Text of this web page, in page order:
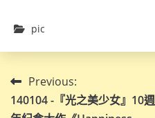
pic
文
章
Previous:
140104 -『光之美少女』10週